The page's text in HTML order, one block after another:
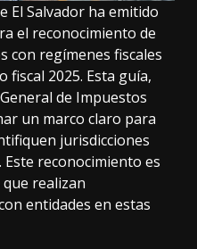
El Salvador ha emitido
el reconocimiento de
con regímenes fiscales
2025. Esta guía,
de Impuestos
un marco claro para
jurisdicciones
reconocimiento es
realizan
entidades en estas